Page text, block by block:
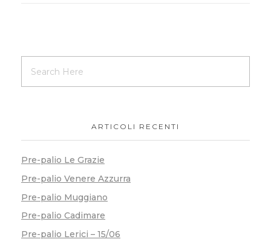
ARTICOLI RECENTI
Pre-palio Le Grazie
Pre-palio Venere Azzurra
Pre-palio Muggiano
Pre-palio Cadimare
Pre-palio Lerici – 15/06